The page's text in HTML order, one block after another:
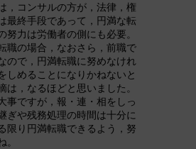
，コンサルの方が，法律，権
最終手段であって，円満な転
努力は労働者の側にも必要。
職の場合，なおさら，前職で
ので，円満転職に努めなけれ
しめることになりかねないと
は，なるほどと思いました。
事ですが，報・連・相をしっ
ぎや残務処理の時間は十分に
限り円満転職できるよう，努